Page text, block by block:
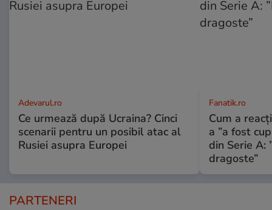
Adevarul.ro
Ce urmează după Ucraina? Cinci
scenarii pentru un posibil atac al
Rusiei asupra Europei
Fanatik.ro
Cum a
a ”a fost
din Serie A:
dragoste”
PARTENERI